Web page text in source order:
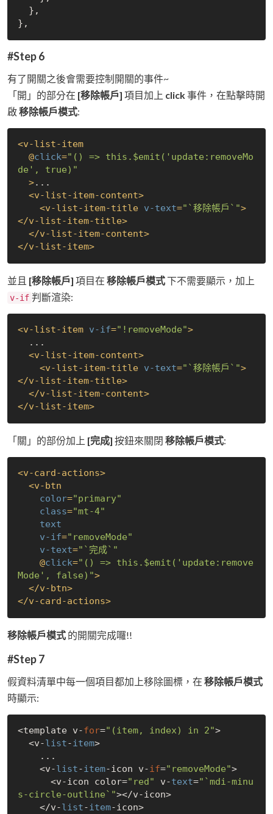
#Step 6
有了開關之後會需要控制開關的事件~
「開」的部分在 [移除帳戶] 項目加上 click事件，在點擊時開
啟移除帳戶模式:
<v-list-item
  @
click="() => this.$emit('update:removeMo
de', true)"
  >
...
<v-list-item-content>
<v-list-item-title v-text="`移除帳戶`">
</v-list-item-title>
</v-list-item-content>
</v-list-item>
並且 [移除帳戶] 項目在 移除帳戶模式下不需要顯示，加上
v-if 判斷渲染:
<v-list-item v-if="!removeMode">
<v-list-item-content>
<v-list-item-title v-text="`移除帳戶`">
</v-list-item-title>
</v-list-item-content>
</v-list-item>
「關」的部份加上 [完成] 按鈕來關閉 移除帳戶模式:
<v-card-actions>
<v-btn
color="primary"
class="mt-4"
text
v-if="removeMode"
v-text="`完成`"
    @
click="() => this.$emit('update:remove
Mode', false)">
</v-btn>
</v-card-actions>
移除帳戶模式 的開關完成囉!!
#Step 7
假資料清單中每一個項目都加上移除圖標，在 移除帳戶模式
時顯示:
<template v-for="(item, index) in 2">
  <v-
list-item>
    <v-
list-item-icon v-if="removeMode">
      <v-icon color=
"red" v-text="`mdi-minu
s-circle-outline`"></v-icon>
    </v-
list-item-icon>